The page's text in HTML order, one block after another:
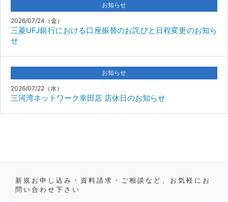
お知らせ
2026/07/24（金）
三菱UFJ銀行における口座振替のお詫びと日程変更のお知ら
せ
お知らせ
2026/07/22（水）
三河湾ネットワーク幸田店 店休日のお知らせ
新規お申し込み・資料請求・ご相談など、お気軽にお
問い合わせ下さい